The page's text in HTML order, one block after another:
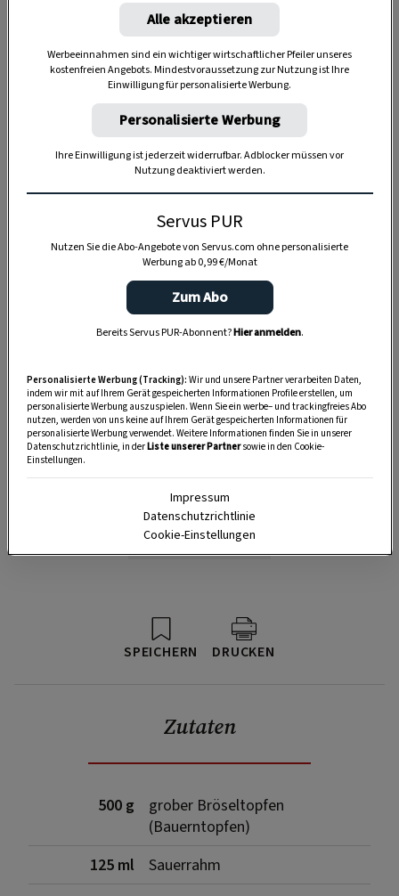
Anzeige
SPEICHERN DRUCKEN
Zutaten
500 g
grober Bröseltopfen
(Bauerntopfen)
125 ml
Sauerrahm
Alle akzeptieren
Werbeeinnahmen sind ein wichtiger wirtschaftlicher Pfeiler unseres
kostenfreien Angebots. Mindestvoraussetzung zur Nutzung ist Ihre
Einwilligung für personalisierte Werbung.
Personalisierte Werbung
Ihre Einwilligung ist jederzeit widerrufbar. Adblocker müssen vor
Nutzung deaktiviert werden.
Servus PUR
Nutzen Sie die Abo-Angebote von Servus.com ohne personalisierte
Werbung ab 0,99 €/Monat
Zum Abo
Bereits Servus PUR-Abonnent?Hier anmelden.
Personalisierte Werbung (Tracking): Wir und unsere Partner verarbeiten Daten,
indem wir mit auf Ihrem Gerät gespeicherten Informationen Profile erstellen, um
personalisierte Werbung auszuspielen. Wenn Sie ein werbe– und trackingfreies Abo
nutzen, werden von uns keine auf Ihrem Gerät gespeicherten Informationen für
personalisierte Werbung verwendet. Weitere Informationen finden Sie in unserer
Datenschutzrichtlinie, in derListe unserer Partnersowie in den Cookie-
Einstellungen.
Impressum
Datenschutzrichtlinie
Cookie-Einstellungen